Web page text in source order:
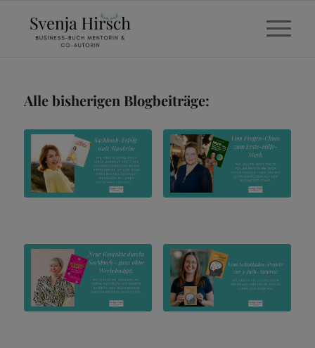
Alle bisherigen Blogbeiträge: